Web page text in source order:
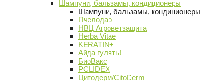
Шампуни, бальзамы, кондиционеры
Шампуни, бальзамы, кондиционеры
Пчелодар
НВЦ Агроветзащита
Herba Vitae
KERATIN+
Айда гулять!
БиоВакс
POLIDEX
Цитодерм/CitoDerm